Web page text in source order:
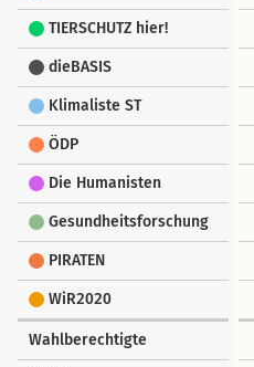
TIERSCHUTZ hier!
dieBASIS
Klimaliste ST
ÖDP
Die Humanisten
Gesundheitsforschung
PIRATEN
WiR2020
Wahlberechtigte